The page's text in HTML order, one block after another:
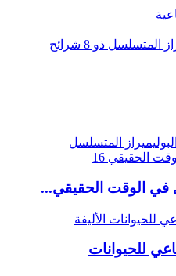
ذو 8 شرائح
الوقت الحقيقي...
للحيوانات